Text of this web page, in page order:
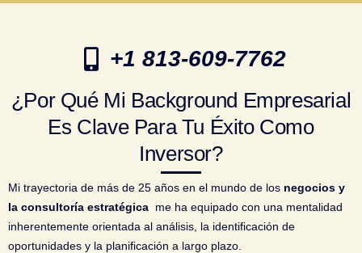
+1 813-609-7762
¿Por Qué Mi Background Empresarial
Es Clave Para Tu Éxito Como
Inversor?
Mi trayectoria de más de 25 años en el mundo de los negocios y
la consultoría estratégica me ha equipado con una mentalidad
inherentemente orientada al análisis, la identificación de
oportunidades y la planificación a largo plazo.